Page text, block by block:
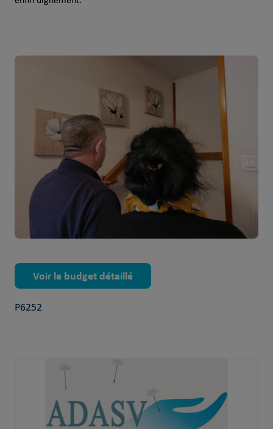
Voir le budget détaillé
P6252